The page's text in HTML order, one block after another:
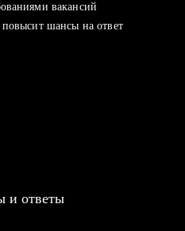
вакансий
шансы на ответ
и ответы